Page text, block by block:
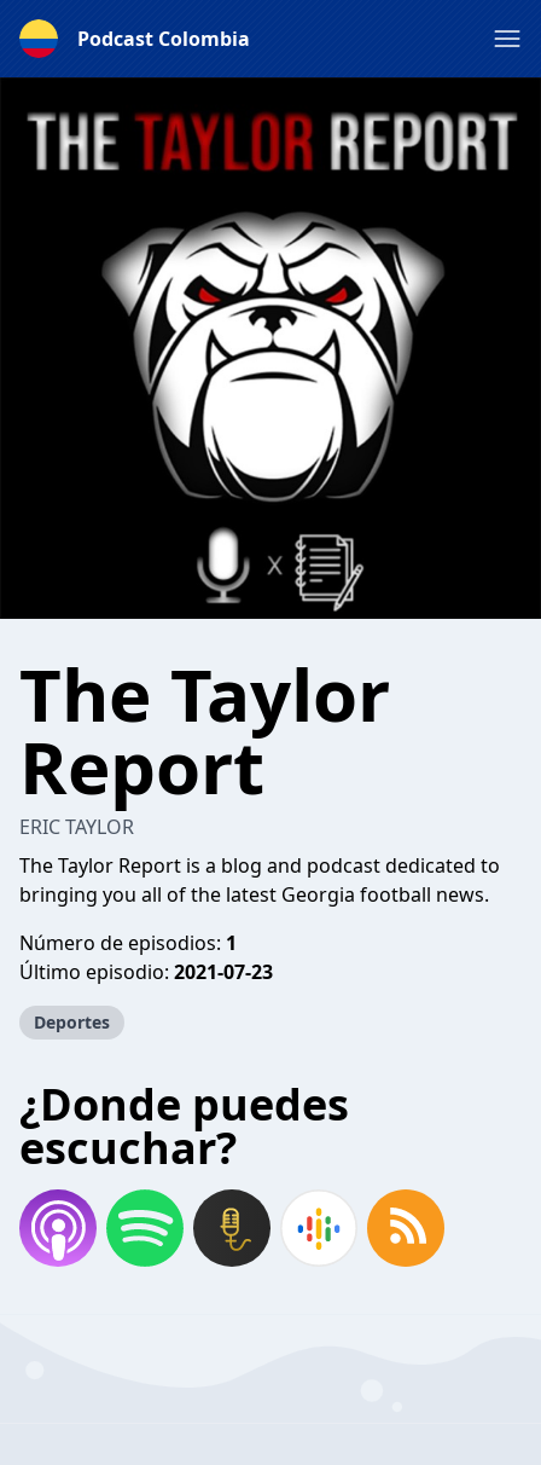
Podcast Colombia
The Taylor
Report
ERIC TAYLOR
The Taylor Report is a blog and podcast dedicated to
bringing you all of the latest Georgia football news.
Número de episodios: 1
Último episodio: 2021-07-23
Deportes
¿Donde puedes
escuchar?